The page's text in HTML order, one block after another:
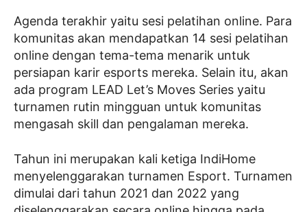
Agenda terakhir yaitu sesi pelatihan online. Para
komunitas akan mendapatkan 14 sesi pelatihan
online dengan tema-tema menarik untuk
persiapan karir esports mereka. Selain itu, akan
ada program LEAD Let’s Moves Series yaitu
turnamen rutin mingguan untuk komunitas
mengasah skill dan pengalaman mereka.
Tahun ini merupakan kali ketiga IndiHome
menyelenggarakan turnamen Esport. Turnamen
dimulai dari tahun 2021 dan 2022 yang